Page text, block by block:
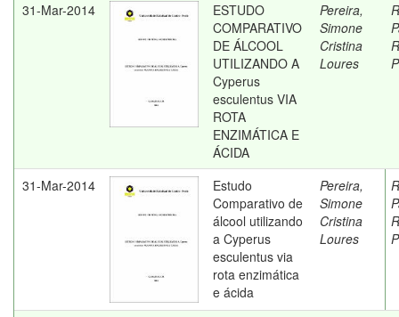
31-Mar-2014
ESTUDO
COMPARATIVO
DE ÁLCOOL
UTILIZANDO A
Cyperus
esculentus VIA
ROTA
ENZIMÁTICA E
ÁCIDA
Pereira,
Simone
Cristina
Loures
31-Mar-2014
Estudo
Comparativo de
álcool utilizando
a Cyperus
esculentus via
rota enzimática
e ácida
Pereira,
Simone
Cristina
Loures